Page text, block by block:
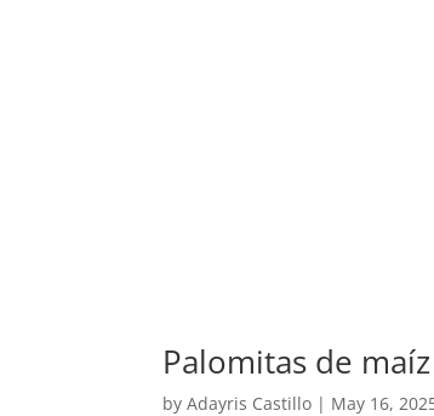
Palomitas de
byAdayris Castillo | May 16,